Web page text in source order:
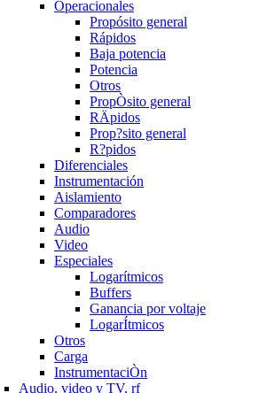
Operacionales
Propósito general
Rápidos
Baja potencia
Potencia
Otros
PropÒsito general
RÄpidos
Prop?sito general
R?pidos
Diferenciales
Instrumentación
Aislamiento
Comparadores
Audio
Video
Especiales
Logarítmicos
Buffers
Ganancia por voltaje
LogarÍtmicos
Otros
Carga
InstrumentaciÒn
Audio, video y TV, rf